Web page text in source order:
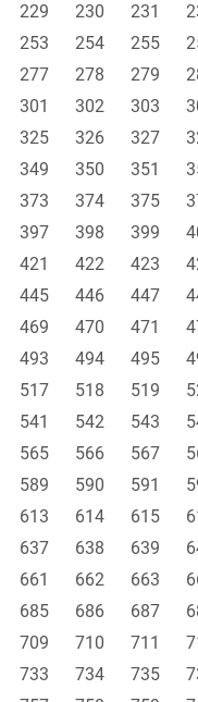
229 230 231
253 254 255
277 278 279
301 302 303
325 326 327
349 350 351
373 374 375
397 398 399
421 422 423
445 446 447
469 470 471
493 494 495
517 518 519
541 542 543
565 566 567
589 590 591
613 614 615
637 638 639
661 662 663
685 686 687
709 710 711
733 734 735